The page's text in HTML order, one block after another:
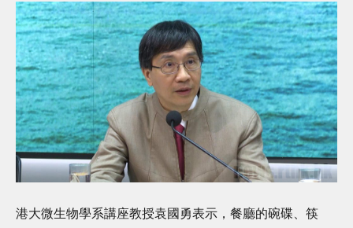
港大微生物學系講座教授袁國勇表示，餐廳的碗碟、筷